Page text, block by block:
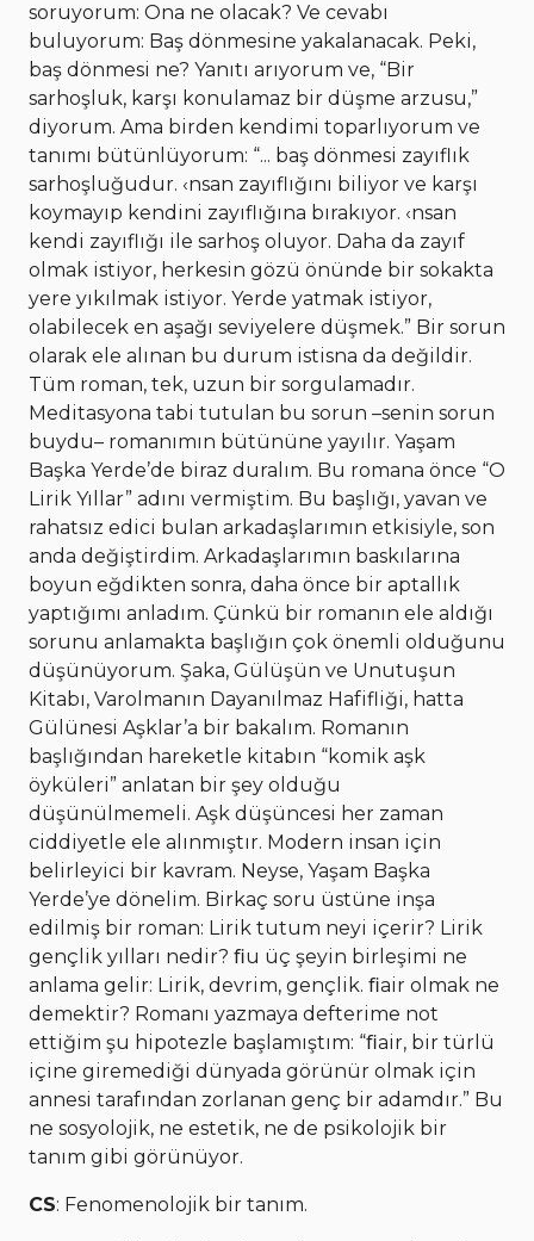
soruyorum: Ona ne olacak? Ve cevabı
buluyorum: Baş dönmesine yakalanacak. Peki,
baş dönmesi ne? Yanıtı arıyorum ve, “Bir
sarhoşluk, karşı konulamaz bir düşme arzusu,”
diyorum. Ama birden kendimi toparlıyorum ve
tanımı bütünlüyorum: “... baş dönmesi zayıflık
sarhoşluğudur. ‹nsan zayıflığını biliyor ve karşı
koymayıp kendini zayıflığına bırakıyor. ‹nsan
kendi zayıflığı ile sarhoş oluyor. Daha da zayıf
olmak istiyor, herkesin gözü önünde bir sokakta
yere yıkılmak istiyor. Yerde yatmak istiyor,
olabilecek en aşağı seviyelere düşmek.” Bir sorun
olarak ele alınan bu durum istisna da değildir.
Tüm roman, tek, uzun bir sorgulamadır.
Meditasyona tabi tutulan bu sorun –senin sorun
buydu– romanımın bütününe yayılır. Yaşam
Başka Yerde’de biraz duralım. Bu romana önce “O
Lirik Yıllar” adını vermiştim. Bu başlığı, yavan ve
rahatsız edici bulan arkadaşlarımın etkisiyle, son
anda değiştirdim. Arkadaşlarımın baskılarına
boyun eğdikten sonra, daha önce bir aptallık
yaptığımı anladım. Çünkü bir romanın ele aldığı
sorunu anlamakta başlığın çok önemli olduğunu
düşünüyorum. Şaka, Gülüşün ve Unutuşun
Kitabı, Varolmanın Dayanılmaz Hafifliği, hatta
Gülünesi Aşklar’a bir bakalım. Romanın
başlığından hareketle kitabın “komik aşk
öyküleri” anlatan bir şey olduğu
düşünülmemeli. Aşk düşüncesi her zaman
ciddiyetle ele alınmıştır. Modern insan için
belirleyici bir kavram. Neyse, Yaşam Başka
Yerde’ye dönelim. Birkaç soru üstüne inşa
edilmiş bir roman: Lirik tutum neyi içerir? Lirik
gençlik yılları nedir? ﬁu üç şeyin birleşimi ne
anlama gelir: Lirik, devrim, gençlik. ﬁair olmak ne
demektir? Romanı yazmaya defterime not
ettiğim şu hipotezle başlamıştım: “ﬁair, bir türlü
içine giremediği dünyada görünür olmak için
annesi tarafından zorlanan genç bir adamdır.” Bu
ne sosyolojik, ne estetik, ne de psikolojik bir
tanım gibi görünüyor.
CS: Fenomenolojik bir tanım.